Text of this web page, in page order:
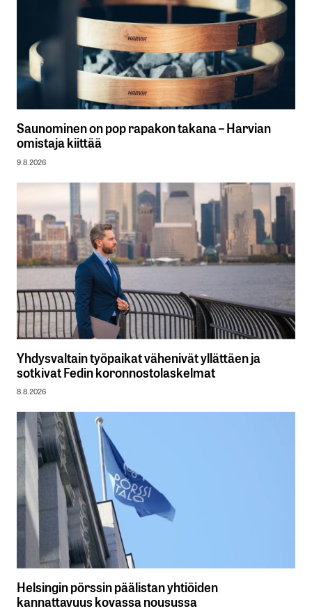
Saunominen on pop rapakon takana – Harvian
omistaja kiittää
9.8.2026
Yhdysvaltain työpaikat vähenivät yllättäen ja
sotkivat Fedin koronnostolaskelmat
8.8.2026
Helsingin pörssin päälistan yhtiöiden
kannattavuus kovassa nousussa